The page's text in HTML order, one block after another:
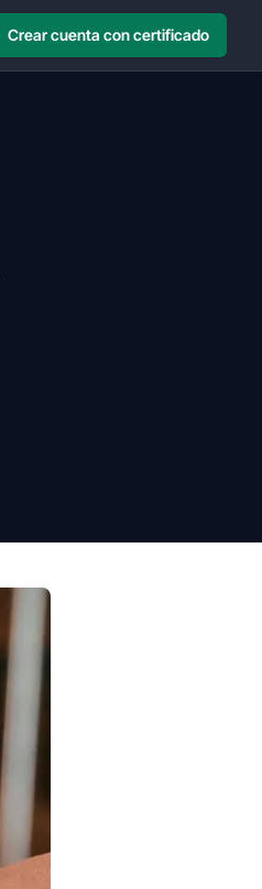
Crear cuenta con certificado